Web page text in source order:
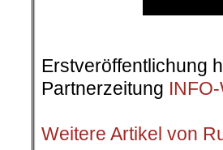
Erstveröffentlichung
Partnerzeitung
Weitere Artikel von